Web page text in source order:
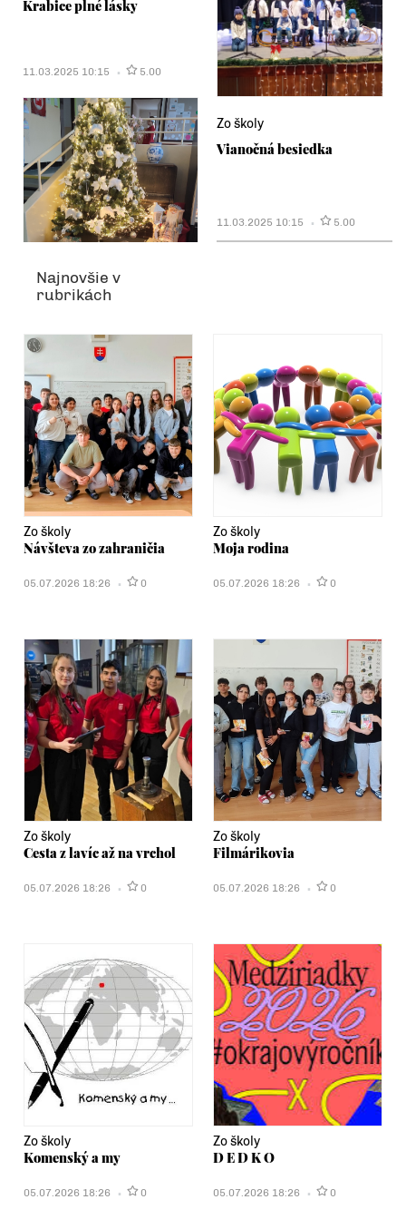
Krabice plné lásky
11.03.2025 10:15 5.00
Zo školy
Vianočná besiedka
11.03.2025 10:15 5.00
Najnovšie v
rubrikách
Zo školy
Návšteva zo zahraničia
05.07.2026 18:26 0
Zo školy
Moja rodina
05.07.2026 18:26 0
Zo školy
Cesta z lavíc až na vrchol
05.07.2026 18:26 0
Zo školy
Filmárikovia
05.07.2026 18:26 0
Zo školy
Komenský a my
05.07.2026 18:26 0
Zo školy
D E D K O
05.07.2026 18:26 0